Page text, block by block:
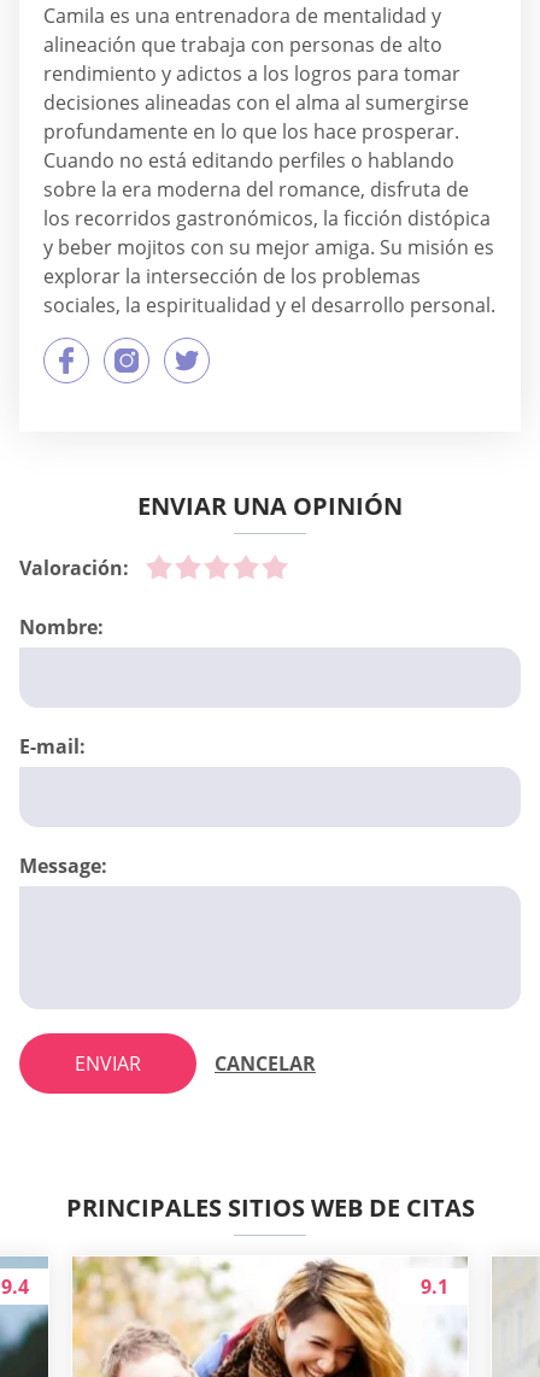
Camila es una entrenadora de mentalidad y
alineación que trabaja con personas de alto
rendimiento y adictos a los logros para tomar
decisiones alineadas con el alma al sumergirse
profundamente en lo que los hace prosperar.
Cuando no está editando perfiles o hablando
sobre la era moderna del romance, disfruta de
los recorridos gastronómicos, la ficción distópica
y beber mojitos con su mejor amiga. Su misión es
explorar la intersección de los problemas
sociales, la espiritualidad y el desarrollo personal.
ENVIAR UNA OPINIÓN
Valoración:
Nombre:
E-mail:
Message:
ENVIAR CANCELAR
PRINCIPALES SITIOS WEB DE CITAS
9.4 9.1